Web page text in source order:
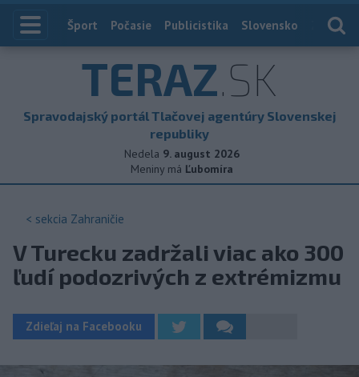
Index
Šport Počasie Publicistika Slovensko
TERAZ.SK
Spravodajský portál Tlačovej agentúry Slovenskej
republiky
Nedela 9. august 2026
Meniny má Ľubomíra
< sekcia Zahraničie
V Turecku zadržali viac ako 300
ľudí podozrivých z extrémizmu
Zdieľaj na Facebooku